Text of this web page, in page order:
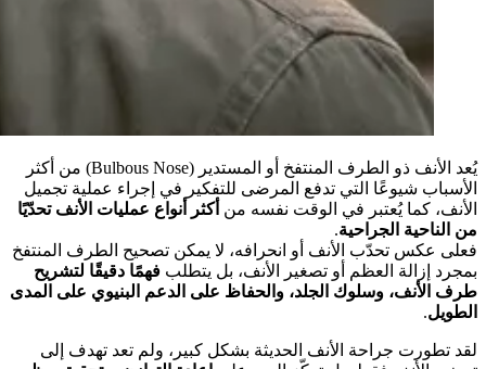
يُعد الأنف ذو الطرف المنتفخ أو المستدير (Bulbous Nose) من أكثر
الأسباب شيوعًا التي تدفع المرضى للتفكير في إجراء عملية تجميل
الأنف، كما يُعتبر في الوقت نفسه من أكثر أنواع عمليات الأنف تحدّيًا
من الناحية الجراحية.
فعلى عكس تحدّب الأنف أو انحرافه، لا يمكن تصحيح الطرف المنتفخ
بمجرد إزالة العظم أو تصغير الأنف، بل يتطلب فهمًا دقيقًا لتشريح
طرف الأنف، وسلوك الجلد، والحفاظ على الدعم البنيوي على المدى
الطويل.
لقد تطورت جراحة الأنف الحديثة بشكل كبير، ولم تعد تهدف إلى